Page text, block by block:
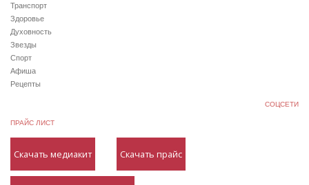
Транспорт
Здоровье
Духовность
Звезды
Спорт
Афиша
Рецепты
СОЦСЕТИ
ПРАЙС ЛИСТ
Скачать медиакит Скачать прайс